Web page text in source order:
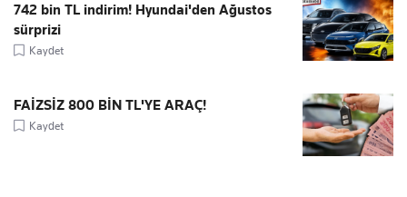
742 bin TL indirim! Hyundai'den Ağustos
sürprizi
Kaydet
FAİZSİZ 800 BİN TL'YE ARAÇ!
Kaydet